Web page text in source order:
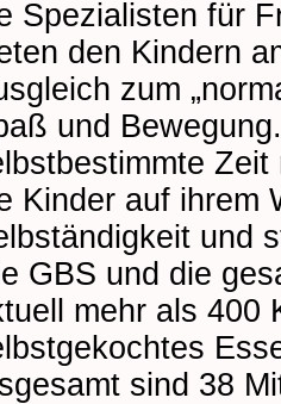
Spezialisten für
den Kindern
zum
und
Kinder auf ihrem
und
GBS und die
mehr als 400
sind 38